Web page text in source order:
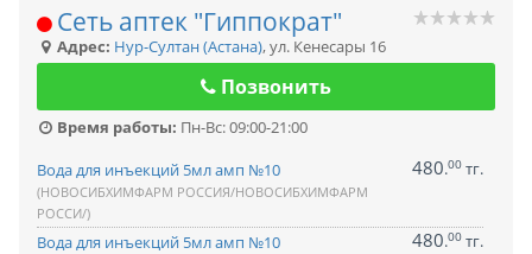
Сеть аптек "Гиппократ"
Адрес: Нур-Султан (Астана),ул. Кенесары 16
Позвонить
Время работы: Пн-Вс: 09:00-21:00
Вода для инъекций 5мл амп №10
(НОВОСИБХИМФАРМ РОССИЯ/НОВОСИБХИМФАРМ
РОССИ/)
480.00 тг.
Вода для инъекций 5мл амп №10 480.00 тг.